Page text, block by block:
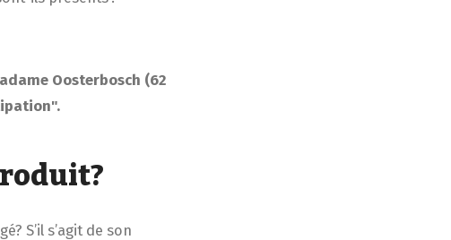
Oosterbosch (62
S’il s’agit de son